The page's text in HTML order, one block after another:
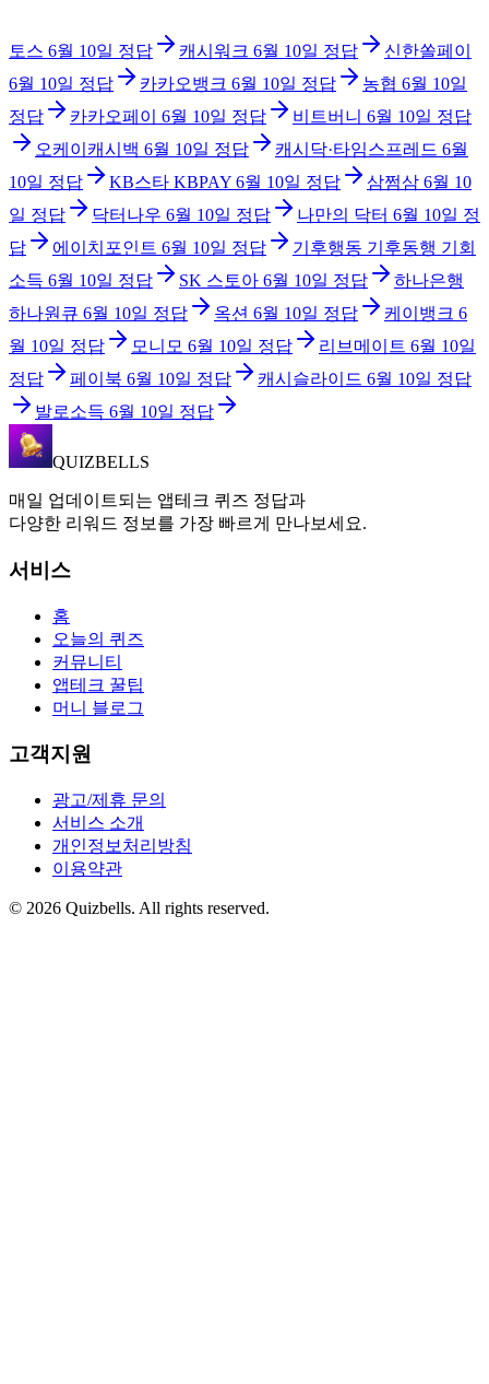
토스 6월 10일 정답 캐시워크 6월 10일 정답
신한쏠페이
6월 10일 정답 카카오뱅크 6월 10일 정답 농협 6월 10일
정답
카카오페이 6월 10일 정답 비트버니 6월 10일 정답
오케이캐시백 6월 10일 정답 캐시닥·타임스프레드 6월
10일 정답 KB스타 KBPAY 6월 10일 정답 삼쩜삼 6월 10
일 정답 닥터나우 6월 10일 정답 나만의 닥터 6월 10일 정
답
에이치포인트 6월 10일 정답
기후행동 기후동행 기회
소득 6월 10일 정답 SK 스토아 6월 10일 정답
하나은행
하나원큐 6월 10일 정답 옥션 6월 10일 정답 케이뱅크 6
월 10일 정답 모니모 6월 10일 정답 리브메이트 6월 10일
정답
페이북 6월 10일 정답 캐시슬라이드 6월 10일 정답
발로소득 6월 10일 정답
QUIZBELLS
매일 업데이트되는 앱테크 퀴즈 정답과
다양한 리워드 정보를 가장 빠르게 만나보세요.
서비스
홈
오늘의 퀴즈
커뮤니티
앱테크 꿀팁
머니 블로그
고객지원
광고/제휴 문의
서비스 소개
개인정보처리방침
이용약관
© 2026 Quizbells. All rights reserved.